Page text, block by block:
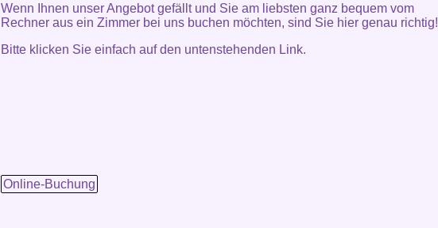
Wenn Ihnen unser Angebot gefällt und Sie am liebsten ganz bequem vom
Rechner aus ein Zimmer bei uns buchen möchten, sind Sie hier genau richtig!
Bitte klicken Sie einfach auf den untenstehenden Link.
Online-Buchung